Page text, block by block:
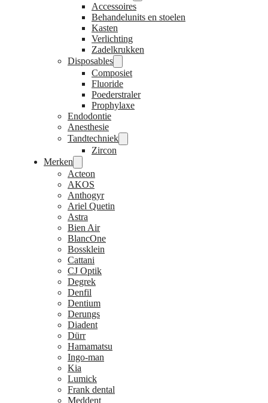
Accessoires
Behandelunits en stoelen
Kasten
Verlichting
Zadelkrukken
Disposables
Composiet
Fluoride
Poederstraler
Prophylaxe
Endodontie
Anesthesie
Tandtechniek
Zircon
Merken
Acteon
AKOS
Anthogyr
Ariel Quetin
Astra
Bien Air
BlancOne
Bossklein
Cattani
CJ Optik
Degrek
Denfil
Dentium
Derungs
Diadent
Dürr
Hamamatsu
Ingo-man
Kia
Lumick
Frank dental
Meddent